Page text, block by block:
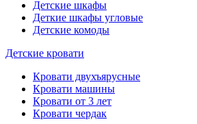
Детские шкафы
Деткие шкафы угловые
Детские комоды
Детские кровати
Кровати двухъярусные
Кровати машины
Кровати от 3 лет
Кровати чердак